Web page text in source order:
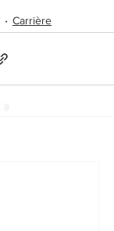
Carrière